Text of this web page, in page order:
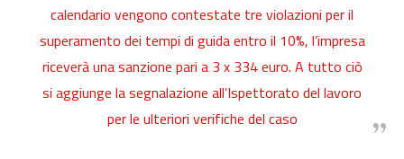
calendario vengono contestate tre violazioni per il
superamento dei tempi di guida entro il 10%, l’impresa
riceverà una sanzione pari a 3 x 334 euro. A tutto ciò
si aggiunge la segnalazione all’Ispettorato del lavoro
per le ulteriori verifiche del caso